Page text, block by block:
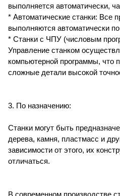
выполняется автоматически,
* Автоматические станки: Все
выполняются автоматически
* Станки с ЧПУ (числовым
Управление станком
компьютерной программы, что
сложные детали высокой
3. По назначению:
Станки могут быть
дерева, камня, пластмасс и
зависимости от этого, их
отличаться.